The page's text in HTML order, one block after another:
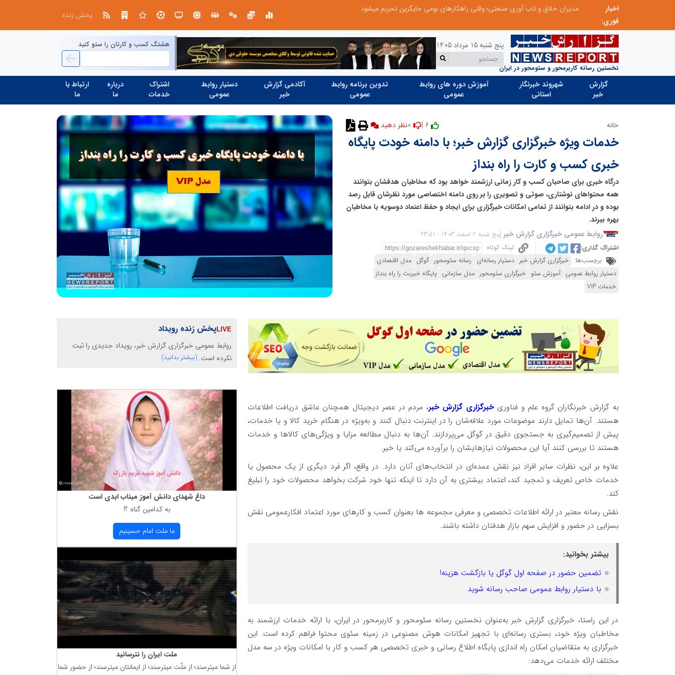
اخبار
فوری:
جایگزین تحریم میشود
پخش زنده
نخستین رسانه کاربرمحور و سئومحور در ایران
پنج شنبه 15 مرداد 1405 هشتگ کسب و کارتان را سئو کنید
گزارش
خبر
شهروند خبرنگار
استانی
آموزش دوره های روابط
عمومی
تدوین برنامه روابط
عمومی
آکادمی گزارش
خبر
دستیار روابط
عمومی
اشتراک
خدمات
درباره
ما
ارتباط با
ما
خانه نظر دهید
خدمات ویژه خبرگزاری گزارش خبر؛ با دامنه خودت پایگاه
خبری کسب و کارت را راه بنداز
درگاه خبری برای صاحبان کسب و کار زمانی ارزشمند خواهد بود که مخاطبان هدفشان بتوانند
همه محتواهای نوشتاری، صوتی و تصویری را بر روی دامنه اختصاصی مورد نظرشان قابل رصد
بوده و در ادامه بتوانند از تمامی امکانات خبرگزاری برای ایجاد و حفظ اعتماد دوسویه با مخاطبان
بهره ببرند.
روابط عمومی خبرگزاری گزارش خبر پنج شنبه 2 اسفند 1403 - 23:51
اشتراک گذاری:
لینک کوتاه
برچسب‌ها: خبرگزاری گزارش خبر دستیار رسانه‌ای رسانه سئومحور گوگل مدل اقتصادی
دستیار روابط عمومی آموزش سئو خبرگزاری سئومحور مدل سازمانی پایگاه خبریت را راه بنداز
خدمات VIP
به گزارش خبرنگاران گروه علم و فناوریخبرگزاری گزارش خبر، مردم در عصر دیجیتال همچنان عاشق دریافت اطلاعات
هستند. آن‌ها تمایل دارند موضوعات مورد علاقه‌شان را در اینترنت دنبال کنند و به‌ویژه در هنگام خرید کالا و یا خدمات،
پیش از تصمیم‌گیری به جستجوی دقیق در گوگل می‌پردازند. آن‌ها به دنبال مطالعه مزایا و ویژگی‌های کالاها و خدمات
هستند تا بررسی کنند آیا این محصولات نیازهایشان را برآورده می‌کند یا خیر.
علاوه بر این، نظرات سایر افراد نیز نقش عمده‌ای در انتخاب‌های آنان دارد. در واقع، اگر فرد دیگری از یک محصول یا
خدمات خاص تعریف و تمجید کند، اعتماد بیشتری به آن دارد تا اینکه تنها خود شرکت بخواهد محصولات خود را تبلیغ
کند.
نقش رسانه معتبر در ارائه اطلاعات تخصصی و معرفی مجموعه ها بعنوان کسب و کارهای مورد اعتماد افکارعمومی نقش
بسزایی در حضور و افزایش سهم بازار هدفتان داشته باشند.
بیشتر بخوانید:
تضمین حضور در صفحه اول گوگل یا بازگشت هزینه!
با دستیار روابط عمومی صاحب رسانه شوید
در این راستا، خبرگزاری گزارش خبر به‌عنوان نخستین رسانه سئومحور و کاربرمحور در ایران، با ارائه خدمات ارزشمند به
مخاطبان ویژه خود، بستری رسانه‌ای با تجهیز امکانات هوش مصنوعی در زمینه سئوی محتوا فراهم کرده است. این
خبرگزاری به متقاضیان امکان راه اندازی پایگاه اطلاع رسانی و خبری تخصصی هر کسب و کار با امکانات ویژه در سه مدل
مختلف ارائه خدمات می‌دهد:
پخش زنده رویداد
روابط عمومی خبرگزاری گزارش خبر، رویداد جدیدی را ثبت
نکرده است. (بیشتر بدانید)
داغ شهدای دانش آموز میناب ابدی است
به كدامین گناه ؟!
ما ملت امام حسینیم
ملت ایران را نترسانید
از شما میترسند؛ از ملّت میترسند؛ از ایمانتان میترسند؛ از حضور شما